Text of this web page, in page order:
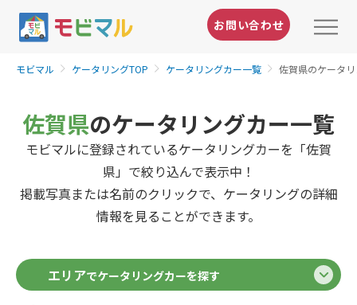
お問い合わせ
モビマル ケータリングTOP ケータリングカー一覧 佐賀県のケータ
佐賀県のケータリングカー一覧
モビマルに登録されているケータリングカーを「佐賀
県」で絞り込んで表示中！
掲載写真または名前のクリックで、ケータリングの詳細
情報を見ることができます。
エリアでケータリングカーを探す